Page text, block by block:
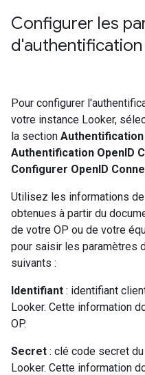
Configurer les
Pour configurer
votre instance Looker,
la section Authentification
Authentification OpenID
Configurer OpenID
Utilisez les informations
obtenues à partir du
de votre OP ou de votre
pour saisir les paramètres
suivants :
Identifiant : identifiant
Looker. Cette information
OP.
Secret : clé code secret
Looker. Cette information